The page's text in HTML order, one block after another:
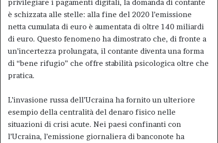
privilegiare i pagamenti digitali, la domanda di contante
è schizzata alle stelle: alla fine del 2020 l’emissione
netta cumulata di euro è aumentata di oltre 140 miliardi
di euro. Questo fenomeno ha dimostrato che, di fronte a
un’incertezza prolungata, il contante diventa una forma
di “bene rifugio” che offre stabilità psicologica oltre che
pratica.
L’invasione russa dell’Ucraina ha fornito un ulteriore
esempio della centralità del denaro fisico nelle
situazioni di crisi acute. Nei paesi confinanti con
l’Ucraina, l’emissione giornaliera di banconote ha